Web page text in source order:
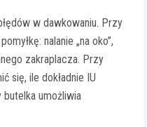
w dawkowaniu. Przy
nalanie „na oko”,
zakraplacza. Przy
się, ile dokładnie IU
umożliwia